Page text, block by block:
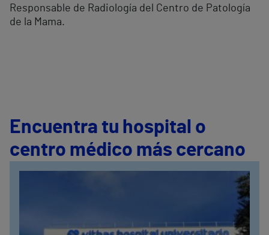
Responsable de Radiología del Centro de Patología
de la Mama.
Encuentra tu hospital o
centro médico más cercano